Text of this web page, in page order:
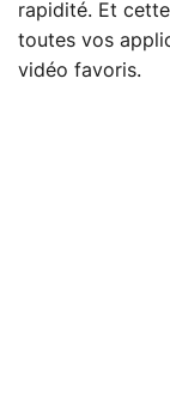
rapidité. Et
toutes vos
vidéo favoris.